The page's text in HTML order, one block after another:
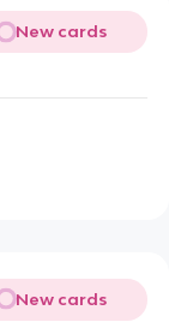
New cards
New cards